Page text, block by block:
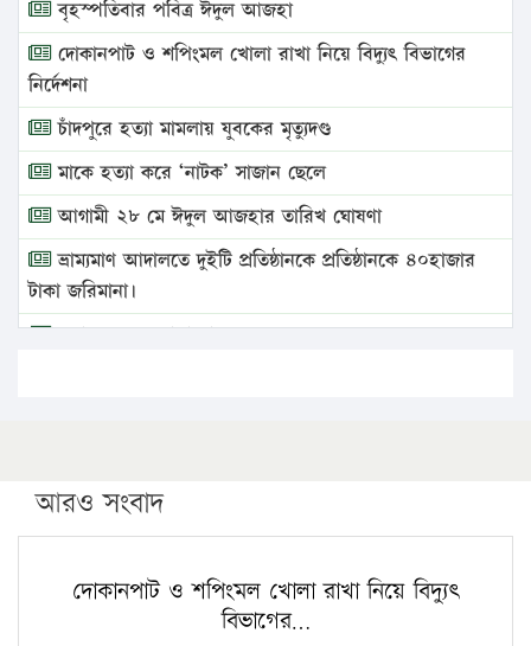
বৃহস্পতিবার পবিত্র ঈদুল আজহা
দোকানপাট ও শপিংমল খোলা রাখা নিয়ে বিদ্যুৎ বিভাগের
নির্দেশনা
চাঁদপুরে হত্যা মামলায় যুবকের মৃত্যুদণ্ড
মাকে হত্যা করে ‘নাটক’ সাজান ছেলে
আগামী ২৮ মে ঈদুল আজহার তারিখ ঘোষণা
ভ্রাম্যমাণ আদালতে দুইটি প্রতিষ্ঠানকে প্রতিষ্ঠানকে ৪০হাজার
টাকা জরিমানা।
এবার লঞ্চের ভাড়া বাড়ল
পিএইচডি করছেন কুয়েটের কৃতি…
সারা দেশে বজ্রাঘাতে ১৪ জনের প্রাণহানি
কঠোর হচ্ছে এসএসসি ও এইচএসসি পরীক্ষা
ফরিদগঞ্জে আগুনে পুড়লো ৬ ব্যবসা প্রতিষ্ঠান
আরও সংবাদ
দোকানপাট ও শপিংমল খোলা রাখা নিয়ে বিদ্যুৎ
বিভাগের…